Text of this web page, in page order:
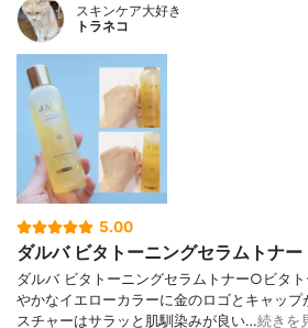
スキンケア大好き
トラネコ
5.00
ダルバ ビタトーニングセラムトナー
ダルバ ビタトーニングセラムトナー○ビタ
やかなイエローカラーに金のロゴとキャップ
スチャーはサラッと肌馴染みが良い…続きを